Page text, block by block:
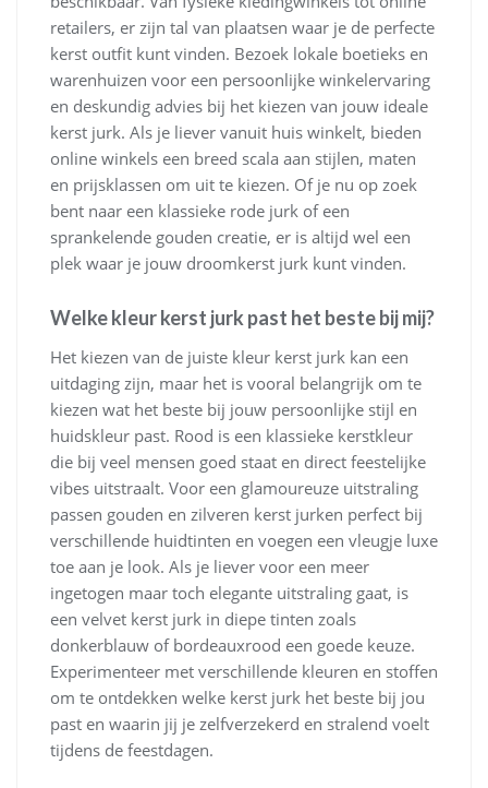
retailers, er zijn tal van plaatsen waar je de perfecte
kerst outfit kunt vinden. Bezoek lokale boetieks en
warenhuizen voor een persoonlijke winkelervaring
en deskundig advies bij het kiezen van jouw ideale
kerst jurk. Als je liever vanuit huis winkelt, bieden
online winkels een breed scala aan stijlen, maten
en prijsklassen om uit te kiezen. Of je nu op zoek
bent naar een klassieke rode jurk of een
sprankelende gouden creatie, er is altijd wel een
plek waar je jouw droomkerst jurk kunt vinden.
Welke kleur kerst jurk past het beste bij mij?
Het kiezen van de juiste kleur kerst jurk kan een
uitdaging zijn, maar het is vooral belangrijk om te
kiezen wat het beste bij jouw persoonlijke stijl en
huidskleur past. Rood is een klassieke kerstkleur
die bij veel mensen goed staat en direct feestelijke
vibes uitstraalt. Voor een glamoureuze uitstraling
passen gouden en zilveren kerst jurken perfect bij
verschillende huidtinten en voegen een vleugje luxe
toe aan je look. Als je liever voor een meer
ingetogen maar toch elegante uitstraling gaat, is
een velvet kerst jurk in diepe tinten zoals
donkerblauw of bordeauxrood een goede keuze.
Experimenteer met verschillende kleuren en stoffen
om te ontdekken welke kerst jurk het beste bij jou
past en waarin jij je zelfverzekerd en stralend voelt
tijdens de feestdagen.